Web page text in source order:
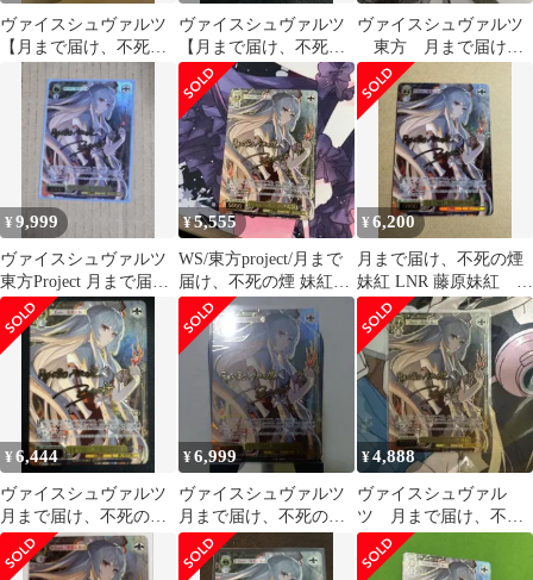
ヴァイスシュヴァルツ
【月まで届け、不死の
煙 妹紅】東方 LNR サ
イン
ヴァイスシュヴァルツ
【月まで届け、不死の
煙 妹紅】東方 LNR サ
イン
ヴァイスシュヴァルツ
東方 月まで届け、
不死の煙 妹紅 LNR
¥9,999
ヴァイスシュヴァルツ
東方Project 月まで届
け、不死の煙 妹紅 LNR
¥5,555
WS/東方project/月まで
届け、不死の煙 妹紅
LNR
¥6,200
月まで届け、不死の煙
妹紅 LNR 藤原妹紅 東
方project
¥6,444
ヴァイスシュヴァルツ
月まで届け、不死の煙
妹紅 LNR 1枚
¥6,999
ヴァイスシュヴァルツ
月まで届け、不死の煙
妹紅 LNR
¥4,888
ヴァイスシュヴァル
ツ 月まで届け、不死
の煙 妹紅 lnr